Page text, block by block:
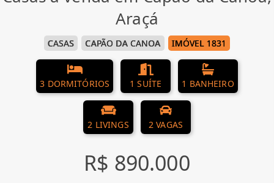
Araçá
CASAS CAPÃO DA CANOA IMÓVEL 1831
3 DORMITÓRIOS 1 SUÍTE 1 BANHEIRO
2 LIVINGS 2 VAGAS
R$ 890.000